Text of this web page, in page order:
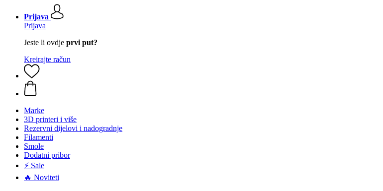
Prijava
Prijava
Jeste li ovdje prvi put?
Kreirajte račun
Marke
3D printeri i više
Rezervni dijelovi i nadogradnje
Filamenti
Smole
Dodatni pribor
⚡ Sale
🔥 Noviteti